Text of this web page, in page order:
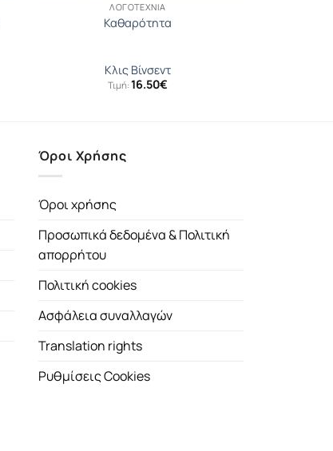
ΛΟΓΟΤΕΧΝΊΑ
Καθαρότητα
Κλις Βίνσεντ
Τιμή:16.50€
Όροι Χρήσης
Όροι χρήσης
Προσωπικά δεδομένα & Πολιτική
απορρήτου
Πολιτική cookies
Ασφάλεια συναλλαγών
Translation rights
Ρυθμίσεις Cookies